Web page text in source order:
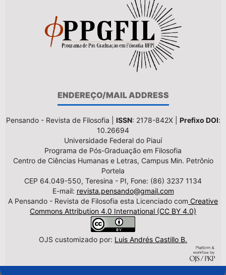
ENDEREÇO/MAIL ADDRESS
Pensando - Revista de Filosofia | ISSN: 2178-842X | Prefixo DOI:
10.26694
Universidade Federal do Piauí
Programa de Pós-Graduação em Filosofia
Centro de Ciências Humanas e Letras, Campus Min. Petrônio
Portela
CEP 64.049-550, Teresina - PI, Fone: (86) 3237 1134
E-mail: revista.pensando@gmail.com
A Pensando - Revista de Filosofia esta Licenciado com Creative
Commons Attribution 4.0 International (CC BY 4.0)
OJS customizado por: Luis Andrés Castillo B.